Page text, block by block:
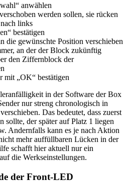
anwählen
werden sollen, sie rücken
links
bestätigen
die gewünschte Position verschieben
an der der Block zukünftig
den Ziffernblock der
mit „OK“ bestätigen
in der Software der Box
nur streng chronologisch in
Das bedeutet, dass zuerst
sollte, der später auf Platz 1 liegen
Andernfalls kann es je nach Aktion
mehr auffüllbaren Lücken in der
schafft hier aktuell nur ein
die Werkseinstellungen.
der Front-LED